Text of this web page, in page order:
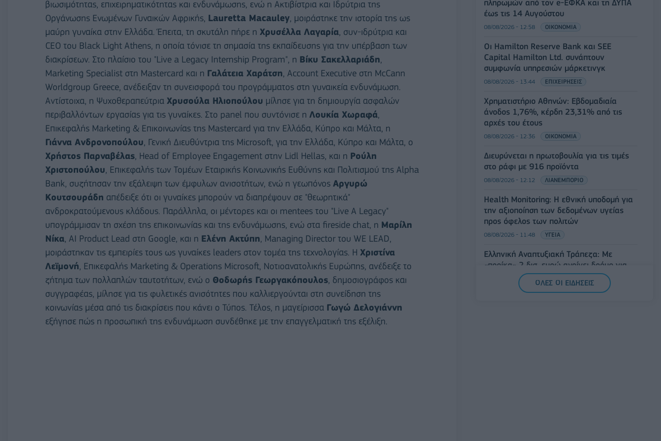
βιωσιμότητας, επιχειρηματικότητας και ενδυνάμωσης, ενώ η Ακτιβίστρια και Ιδρύτρια της
Οργάνωσης Ενωμένων Γυναικών Αφρικής, Lauretta Macauley , μοιράστηκε την ιστορία της ως
μαύρη γυναίκα στην Ελλάδα. Έπειτα, τη σκυτάλη πήρε η Χρυσέλλα Λαγαρία , συν-ιδρύτρια και
CEO του Black Light Athens, η οποία τόνισε τη σημασία της εκπαίδευσης για την υπέρβαση των
διακρίσεων. Στο πλαίσιο του "Live a Legacy Internship Program", η Βίκυ Σακελλαριάδη
Marketing Specialist στη Mastercard και η Γαλάτεια Χαράτση , Account Executive στη McCann
Worldgroup Greece, ανέδειξαν τη συνεισφορά του προγράμματος στη γυναικεία ενδυνάμωση.
Αντίστοιχα, η Ψυχοθεραπεύτρια Χρυσούλα Ηλιοπούλου μίλησε για τη δημιουργία ασφαλών
περιβαλλόντων εργασίας για τις γυναίκες. Στο panel που συντόνισε η Λουκία Χωραφά
Επικεφαλής Marketing & Επικοινωνίας της Mastercard για την Ελλάδα, Κύπρο και Μάλτα, η
Γιάννα Ανδρονοπούλου , Γενική Διευθύντρια της Microsoft, για την Ελλάδα, Κύπρο και Μάλτα, ο
Χρήστος Παρναβέλας , Head of Εmployee Εngagement στην Lidl Hellas, και η Ρούλη
Χριστοπούλου , Επικεφαλής των Τομέων Εταιρικής Κοινωνικής Ευθύνης και Πολιτισμού της Alpha
Bank, συζήτησαν την εξάλειψη των έμφυλων ανισοτήτων, ενώ η γεωπόνος Αργυρώ
Κουτσουράδη απέδειξε ότι οι γυναίκες μπορούν να διαπρέψουν σε "θεωρητικά"
ανδροκρατούμενους κλάδους. Παράλληλα, οι μέντορες και οι mentees του "Live A Legacy"
υπογράμμισαν τη σχέση της επικοινωνίας και της ενδυνάμωσης, ενώ στα fireside chat, η Μαρίλη
Νίκα , AI Product Lead στη Google, και η Ελένη Ακτύπη , Managing Director του WE LEAD,
μοιράστηκαν τις εμπειρίες τους ως γυναίκες leaders στον τομέα της τεχνολογίας. Η Χριστίνα
Λεϊμονή , Επικεφαλής Marketing & Operations Microsoft, Νοτιοανατολικής Ευρώπης, ανέδειξε το
ζήτημα των πολλαπλών ταυτοτήτων, ενώ ο Θοδωρής Γεωργακόπουλος , δημοσιογράφος και
συγγραφέας, μίλησε για τις φυλετικές ανισότητες που καλλιεργούνται στη συνείδηση της
κοινωνίας μέσα από τις διακρίσεις που κάνει ο Τύπος. Τέλος, η μαγείρισσα Γωγώ Δελογιάννη
εξήγησε πώς η προσωπική της ενδυνάμωση συνδέθηκε με την επαγγελματική της εξέλιξη.
πληρωμών από τον e-ΕΦΚΑ και τη ΔΥΠΑ
έως τις 14 Αυγούστου
08/08/2026 - 12:58 ΟΙΚΟΝΟΜΙΑ
Οι Hamilton Reserve Bank και SEE
Capital Hamilton Ltd. συνάπτουν
συμφωνία υπηρεσιών μάρκετινγκ
08/08/2026 - 13:44 ΕΠΙΧΕΙΡΗΣΕΙΣ
Χρηματιστήριο Αθηνών: Εβδομαδιαία
άνοδος 1,76%, κέρδη 23,31% από τις
αρχές του έτους
08/08/2026 - 12:36 ΟΙΚΟΝΟΜΙΑ
Διευρύνεται η πρωτοβουλία για τις τιμές
στο ράφι με 916 προϊόντα
08/08/2026 - 12:12 ΛΙΑΝΕΜΠΟΡΙΟ
Health Monitoring: Η εθνική υποδομή για
την αξιοποίηση των δεδομένων υγείας
προς όφελος των πολιτών
08/08/2026 - 11:48 ΥΓΕΙΑ
Ελληνική Αναπτυξιακή Τράπεζα: Με
«προίκα» 2 δισ. ευρώ ανοίγει δρόμο για
δάνεια έως 5 δισ. σε μικρομεσαίες
08/08/2026 - 11:22
ΟΛΕΣ ΟΙ ΕΙΔΗΣΕΙΣ